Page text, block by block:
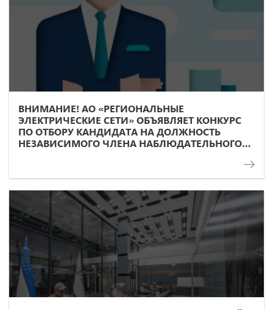
ВНИМАНИЕ! АО «РЕГИОНАЛЬНЫЕ
ЭЛЕКТРИЧЕСКИЕ СЕТИ» ОБЪЯВЛЯЕТ КОНКУРС
ПО ОТБОРУ КАНДИДАТА НА ДОЛЖНОСТЬ
НЕЗАВИСИМОГО ЧЛЕНА НАБЛЮДАТЕЛЬНОГО